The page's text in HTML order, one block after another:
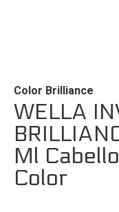
de
la
galería
de
imágenes
Color Brilliance
WELLA
Ml
Color